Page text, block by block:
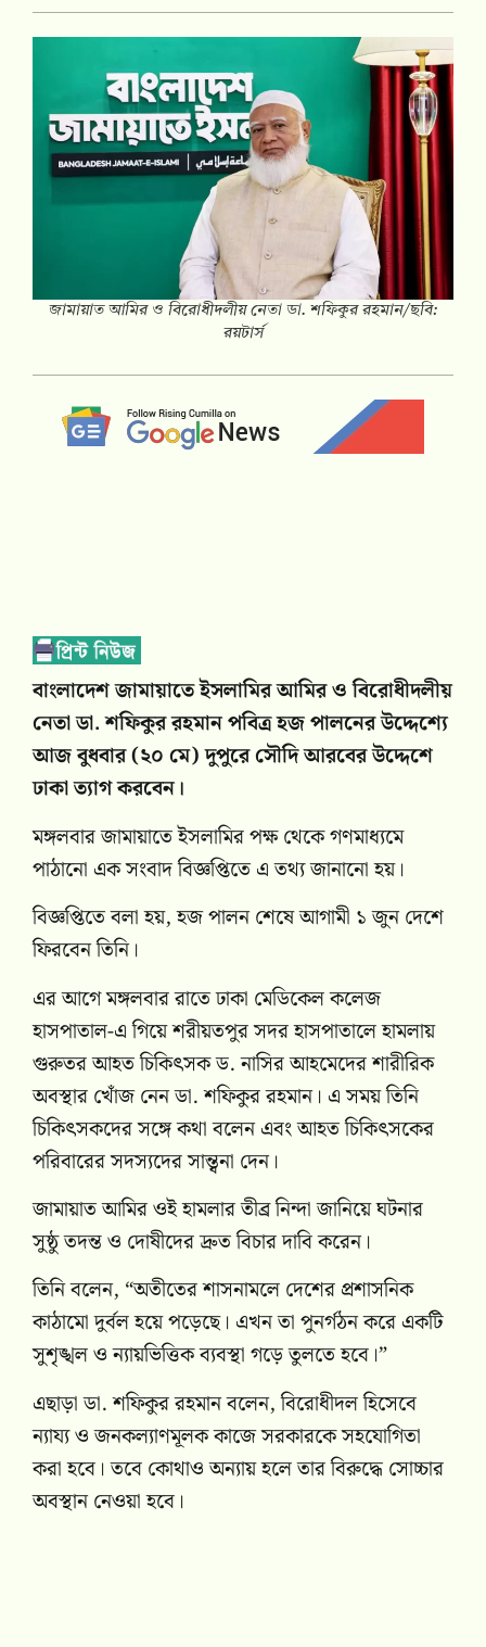
জামায়াত আমির ও বিরোধীদলীয় নেতা ডা. শফিকুর রহমান/ছবি:
রয়টার্স
বাংলাদেশ জামায়াতে ইসলামির আমির ও বিরোধীদলীয়
নেতা ডা. শফিকুর রহমান পবিত্র হজ পালনের উদ্দেশ্যে
আজ বুধবার (২০ মে) দুপুরে সৌদি আরবের উদ্দেশে
ঢাকা ত্যাগ করবেন।
মঙ্গলবার জামায়াতে ইসলামির পক্ষ থেকে গণমাধ্যমে
পাঠানো এক সংবাদ বিজ্ঞপ্তিতে এ তথ্য জানানো হয়।
বিজ্ঞপ্তিতে বলা হয়, হজ পালন শেষে আগামী ১ জুন দেশে
ফিরবেন তিনি।
এর আগে মঙ্গলবার রাতে ঢাকা মেডিকেল কলেজ
হাসপাতাল-এ গিয়ে শরীয়তপুর সদর হাসপাতালে হামলায়
গুরুতর আহত চিকিৎসক ড. নাসির আহমেদের শারীরিক
অবস্থার খোঁজ নেন ডা. শফিকুর রহমান। এ সময় তিনি
চিকিৎসকদের সঙ্গে কথা বলেন এবং আহত চিকিৎসকের
পরিবারের সদস্যদের সান্ত্বনা দেন।
জামায়াত আমির ওই হামলার তীব্র নিন্দা জানিয়ে ঘটনার
সুষ্ঠু তদন্ত ও দোষীদের দ্রুত বিচার দাবি করেন।
তিনি বলেন, “অতীতের শাসনামলে দেশের প্রশাসনিক
কাঠামো দুর্বল হয়ে পড়েছে। এখন তা পুনর্গঠন করে একটি
সুশৃঙ্খল ও ন্যায়ভিত্তিক ব্যবস্থা গড়ে তুলতে হবে।”
এছাড়া ডা. শফিকুর রহমান বলেন, বিরোধীদল হিসেবে
ন্যায্য ও জনকল্যাণমূলক কাজে সরকারকে সহযোগিতা
করা হবে। তবে কোথাও অন্যায় হলে তার বিরুদ্ধে সোচ্চার
অবস্থান নেওয়া হবে।